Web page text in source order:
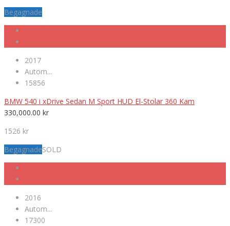
Begagnade
2017
Autom...
15856
BMW 540 i xDrive Sedan M Sport HUD El-Stolar 360 Kam
330,000.00 kr
1526 kr
BegagnadeSOLD
2016
Autom...
17300